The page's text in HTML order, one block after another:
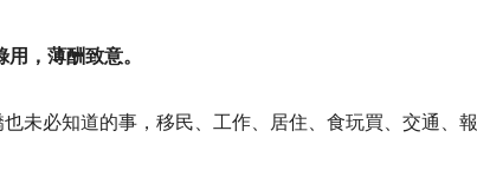
用，薄酬致意。
未必知道的事，移民、工作、居住、食玩買、交通、報